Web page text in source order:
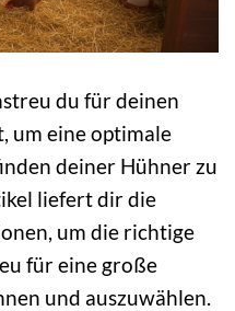
du für deinen
um eine optimale
deiner Hühner zu
liefert dir die
um die richtige
für eine große
und auszuwählen.